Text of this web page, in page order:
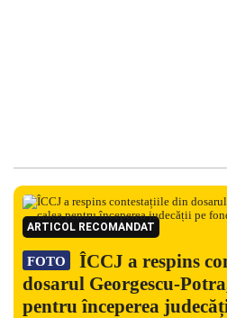
ARTICOL RECOMANDAT
FOTO
ÎCCJ a respins
dosarul Georgescu-
pentru începerea